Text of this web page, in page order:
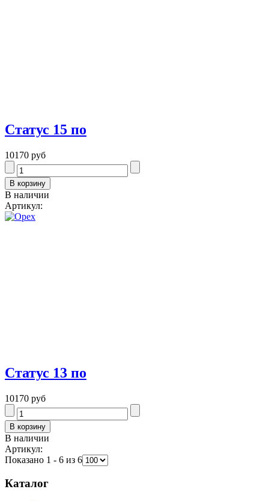
Статус 15 по
10170 руб
В наличии
Артикул:
Статус 13 по
10170 руб
В наличии
Артикул:
Показано 1 - 6 из 6
Каталог